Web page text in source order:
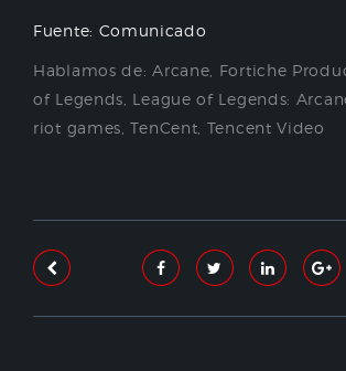
Fuente: Comunicado
Hablamos de:Arcane Fortiche
of Legends League of Legends:
riot games ,TenCent Tencent Video